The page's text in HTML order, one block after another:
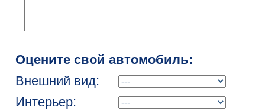
Оцените свой автомобиль:
Внешний вид:
Интерьер: